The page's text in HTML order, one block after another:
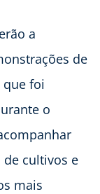
a
de
foi
o
de cultivos e
mais